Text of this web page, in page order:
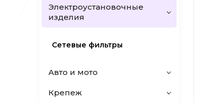
Электроустановочные
изделия
Сетевые фильтры
Авто и мото
Крепеж